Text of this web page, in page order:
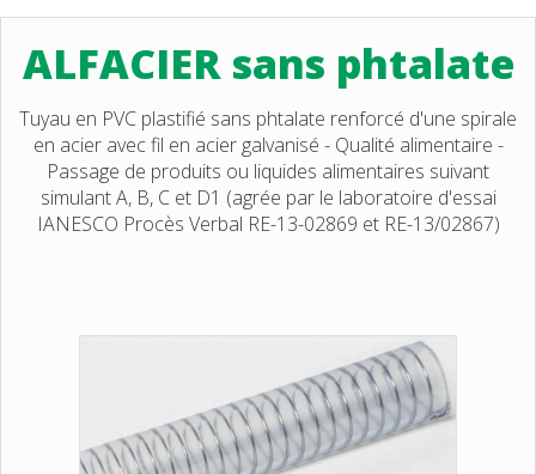
ALFACIER sans phtalate
Tuyau en PVC plastifié sans phtalate renforcé d'une spirale
en acier avec fil en acier galvanisé - Qualité alimentaire -
Passage de produits ou liquides alimentaires suivant
simulant A, B, C et D1 (agrée par le laboratoire d'essai
IANESCO Procès Verbal RE-13-02869 et RE-13/02867)